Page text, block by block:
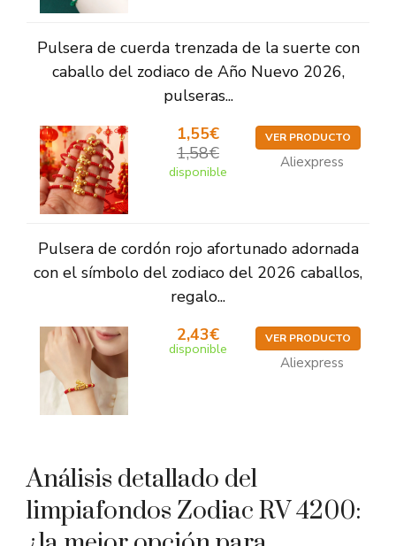
Pulsera de cuerda trenzada de la suerte con
caballo del zodiaco de Año Nuevo 2026,
pulseras...
1,55€
1,58€
disponible
VER PRODUCTO
Aliexpress
Pulsera de cordón rojo afortunado adornada
con el símbolo del zodiaco del 2026 caballos,
regalo...
2,43€
disponible
VER PRODUCTO
Aliexpress
Análisis detallado del
limpiafondos Zodiac RV 4200: